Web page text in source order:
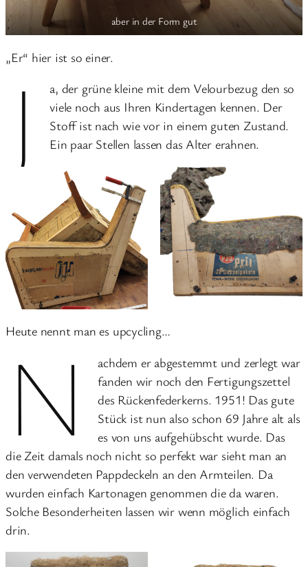
aber in der Form gut
„Er“ hier ist so einer.
J
a, der grüne kleine mit dem Velourbezug den so
viele noch aus Ihren Kindertagen kennen. Der
Stoff ist nach wie vor in einem guten Zustand.
Ein paar Stellen lassen das Alter erahnen.
Heute nennt man es upcycling…
N
achdem er abgestemmt und zerlegt war
fanden wir noch den Fertigungszettel
des Rückenfederkerns. 1951! Das gute
Stück ist nun also schon 69 Jahre alt als
es von uns aufgehübscht wurde. Das
die Zeit damals noch nicht so perfekt war sieht man an
den verwendeten Pappdeckeln an den Armteilen. Da
wurden einfach Kartonagen genommen die da waren.
Solche Besonderheiten lassen wir wenn möglich einfach
drin.